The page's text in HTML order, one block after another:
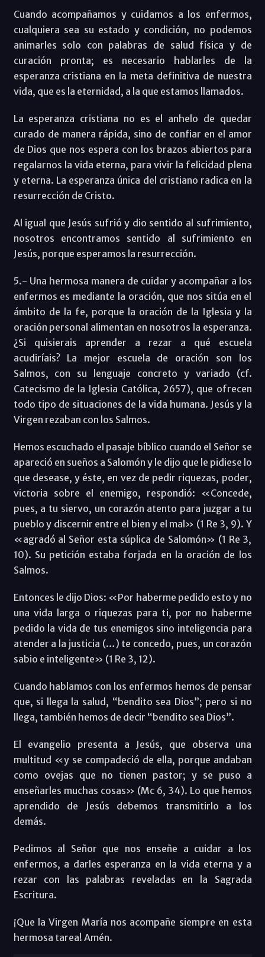
Cuando acompañamos y cuidamos a los enfermos,
cualquiera sea su estado y condición, no podemos
animarles solo con palabras de salud física y de
curación pronta; es necesario hablarles de la
esperanza cristiana en la meta definitiva de nuestra
vida, que es la eternidad, a la que estamos llamados.
La esperanza cristiana no es el anhelo de quedar
curado de manera rápida, sino de confiar en el amor
de Dios que nos espera con los brazos abiertos para
regalarnos la vida eterna, para vivir la felicidad plena
y eterna. La esperanza única del cristiano radica en la
resurrección de Cristo.
Al igual que Jesús sufrió y dio sentido al sufrimiento,
nosotros encontramos sentido al sufrimiento en
Jesús, porque esperamos la resurrección.
5.- Una hermosa manera de cuidar y acompañar a los
enfermos es mediante la oración, que nos sitúa en el
ámbito de la fe, porque la oración de la Iglesia y la
oración personal alimentan en nosotros la esperanza.
¿Si quisierais aprender a rezar a qué escuela
acudiríais? La mejor escuela de oración son los
Salmos, con su lenguaje concreto y variado (cf.
Catecismo de la Iglesia Católica, 2657), que ofrecen
todo tipo de situaciones de la vida humana. Jesús y la
Virgen rezaban con los Salmos.
Hemos escuchado el pasaje bíblico cuando el Señor se
apareció en sueños a Salomón y le dijo que le pidiese lo
que desease, y éste, en vez de pedir riquezas, poder,
victoria sobre el enemigo, respondió: «Concede,
pues, a tu siervo, un corazón atento para juzgar a tu
pueblo y discernir entre el bien y el mal» (1 Re 3, 9). Y
«agradó al Señor esta súplica de Salomón» (1 Re 3,
10). Su petición estaba forjada en la oración de los
Salmos.
Entonces le dijo Dios: «Por haberme pedido esto y no
una vida larga o riquezas para ti, por no haberme
pedido la vida de tus enemigos sino inteligencia para
atender a la justicia (…) te concedo, pues, un corazón
sabio e inteligente» (1 Re 3, 12).
Cuando hablamos con los enfermos hemos de pensar
que, si llega la salud, “bendito sea Dios”; pero si no
llega, también hemos de decir “bendito sea Dios”.
El evangelio presenta a Jesús, que observa una
multitud «y se compadeció de ella, porque andaban
como ovejas que no tienen pastor; y se puso a
enseñarles muchas cosas» (Mc 6, 34). Lo que hemos
aprendido de Jesús debemos transmitirlo a los
demás.
Pedimos al Señor que nos enseñe a cuidar a los
enfermos, a darles esperanza en la vida eterna y a
rezar con las palabras reveladas en la Sagrada
Escritura.
¡Que la Virgen María nos acompañe siempre en esta
hermosa tarea! Amén.